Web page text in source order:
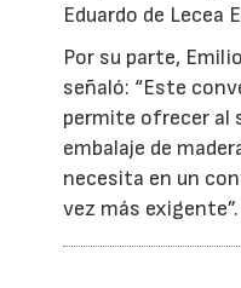
Eduardo de Lecea
Por su parte,
señaló: “Este
permite ofrecer al
embalaje de
necesita en un
vez más exigente”.